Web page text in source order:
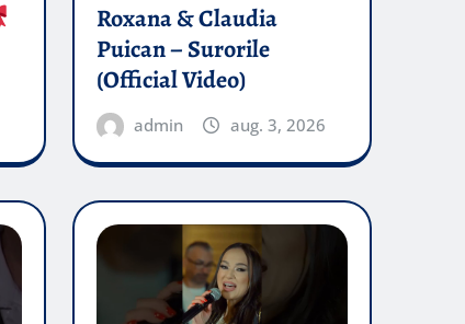
Roxana & Claudia
Puican – Surorile
(Official Video)
admin aug. 3, 2026